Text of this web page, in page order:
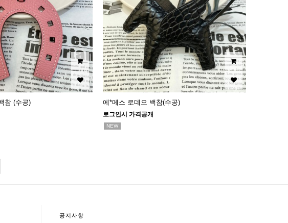
참 (수공) 에*메스 로데오 백참(수공)
로그인시 가격공개
NEW
공지사항